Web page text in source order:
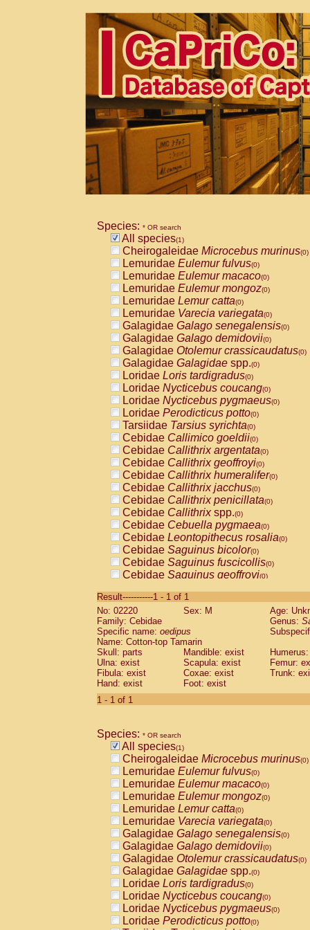
Species: * OR search
All species(1)
Cheirogaleidae Microcebus murinus(0)
Lemuridae Eulemur fulvus(0)
Lemuridae Eulemur macaco(0)
Lemuridae Eulemur mongoz(0)
Lemuridae Lemur catta(0)
Lemuridae Varecia variegata(0)
Galagidae Galago senegalensis(0)
Galagidae Galago demidovii(0)
Galagidae Otolemur crassicaudatus(0)
Galagidae Galagidae spp.(0)
Loridae Loris tardigradus(0)
Loridae Nycticebus coucang(0)
Loridae Nycticebus pygmaeus(0)
Loridae Perodicticus potto(0)
Tarsiidae Tarsius syrichta(0)
Cebidae Callimico goeldii(0)
Cebidae Callithrix argentata(0)
Cebidae Callithrix geoffroyi(0)
Cebidae Callithrix humeralifer(0)
Cebidae Callithrix jacchus(0)
Cebidae Callithrix penicillata(0)
Cebidae Callithrixspp.(0)
Cebidae Cebuella pygmaea(0)
Cebidae Leontopithecus rosalia(0)
Cebidae Saguinus bicolor(0)
Cebidae Saguinus fuscicollis(0)
Cebidae Saguinus geoffroyi(0)
CebidaeSaguinus labiatus(0)
Cebidae Saguinus leucopus (0)
Cebidae
CebidaeSaguinus mystax
Cebidae Saguinus nigricollis (0)
Cebidae Saguinus oedipus
Cebidae Saguinus weddelli
Cebidae Saguinusspp.
Cebidae
CebidaeCebus capucinus
CebidaeCebus nigrivittatus
CebidaeCebus spp.(0)
CebidaeSaimiri boliviensis(0)
CebidaeSaimiri sciureus(0)
AtelidaeAlouatta caraya(0)
AtelidaeAlouatta fusca(0)
AtelidaeAlouatta seniculus(0)
AtelidaeAlouattaspp.(0)
AtelidaeAteles belzebuth(0)
AtelidaeAteles geoffroyi(0)
AtelidaeAteles paniscus(0)
AtelidaeAtelesspp.(0)
AtelidaeLagothrix lagothricha(0)
AtelidaeLagothrix lagothricha cana
PitheciidaeCacajao calvus
Result-----------1 - 1 of 1
No: 02220
Sex: M
Age:
Family: Cebidae
Genus:
Specific name: oedipus
Name: Cotton-top Tamarin
Skull: parts
Mandible: exist
Ulna: exist
Scapula: exist
Femur:
Fibula: exist
Coxae: exist
Trunk:
Hand: exist
Foot: exist
1 - 1 of 1
Species: * OR search
All species(1)
Cheirogaleidae Microcebus murinus(0)
Lemuridae Eulemur fulvus(0)
Lemuridae Eulemur macaco(0)
Lemuridae Eulemur mongoz(0)
Lemuridae Lemur catta(0)
Lemuridae Varecia variegata(0)
Galagidae Galago senegalensis(0)
Galagidae Galago demidovii(0)
Galagidae Otolemur crassicaudatus(0)
Galagidae Galagidae spp.(0)
Loridae Loris tardigradus(0)
Loridae Nycticebus coucang(0)
Loridae Nycticebus pygmaeus(0)
Loridae Perodicticus potto(0)